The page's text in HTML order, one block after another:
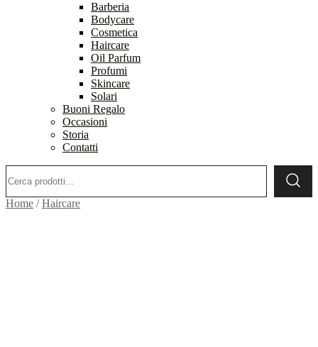
Barberia
Bodycare
Cosmetica
Haircare
Oil Parfum
Profumi
Skincare
Solari
Buoni Regalo
Occasioni
Storia
Contatti
Home /Haircare